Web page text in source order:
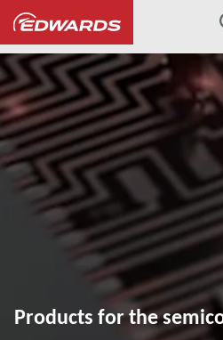
...
Products for the